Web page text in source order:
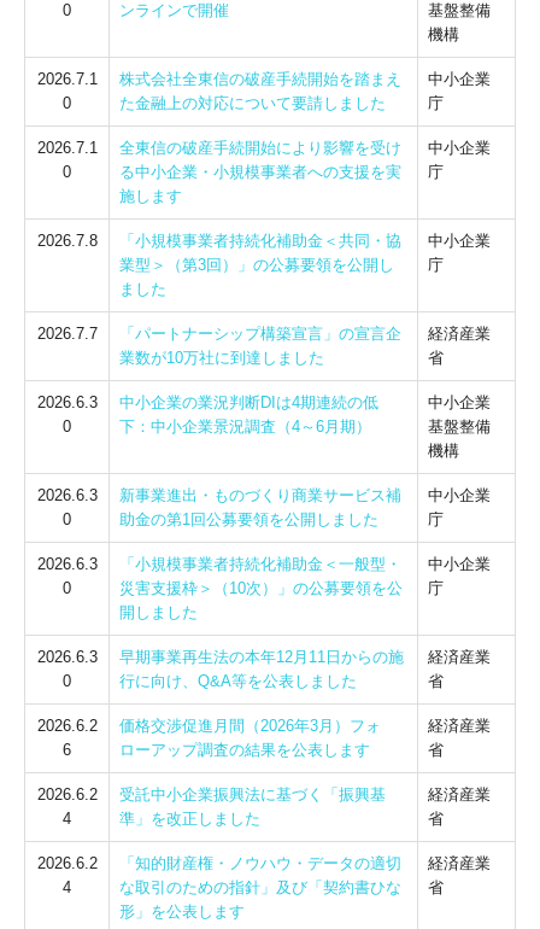
0
ンラインで開催
基盤整備
機構
2026.7.1
0
株式会社全東信の破産手続開始を踏まえ
た金融上の対応について要請しました
中小企業
庁
2026.7.1
0
全東信の破産手続開始により影響を受け
る中小企業・小規模事業者への支援を実
施します
中小企業
庁
2026.7.8
「小規模事業者持続化補助金＜共同・協
業型＞（第3回）」の公募要領を公開し
ました
中小企業
庁
2026.7.7
「パートナーシップ構築宣言」の宣言企
業数が10万社に到達しました
経済産業
省
2026.6.3
0
中小企業の業況判断DIは4期連続の低
下：中小企業景況調査（4～6月期）
中小企業
基盤整備
機構
2026.6.3
0
新事業進出・ものづくり商業サービス補
助金の第1回公募要領を公開しました
中小企業
庁
2026.6.3
0
「小規模事業者持続化補助金＜一般型・
災害支援枠＞（10次）」の公募要領を公
開しました
中小企業
庁
2026.6.3
0
早期事業再生法の本年12月11日からの施
行に向け、Q&A等を公表しました
経済産業
省
2026.6.2
6
価格交渉促進月間（2026年3月）フォ
ローアップ調査の結果を公表します
経済産業
省
2026.6.2
4
受託中小企業振興法に基づく「振興基
準」を改正しました
経済産業
省
2026.6.2
4
「知的財産権・ノウハウ・データの適切
な取引のための指針」及び「契約書ひな
形」を公表します
経済産業
省